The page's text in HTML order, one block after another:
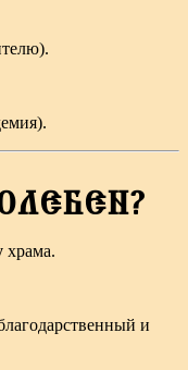
храма.
и